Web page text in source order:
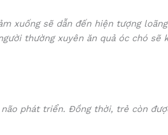
xuống sẽ dẫn đến hiện tượng
thường xuyên ăn quả óc chó sẽ
phát triển. Đồng thời, trẻ còn